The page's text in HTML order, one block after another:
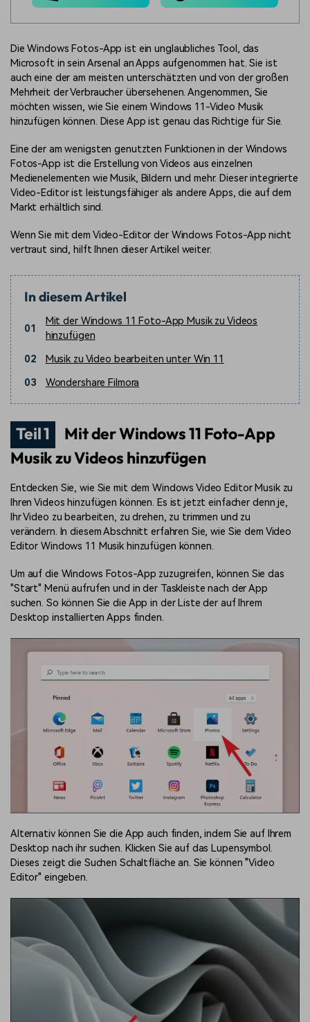
Die Windows Fotos-App ist ein unglaubliches Tool, das
Microsoft in sein Arsenal an Apps aufgenommen hat. Sie ist
auch eine der am meisten unterschätzten und von der großen
Mehrheit der Verbraucher übersehenen. Angenommen, Sie
möchten wissen, wie Sie einem Windows 11-Video Musik
hinzufügen können. Diese App ist genau das Richtige für Sie.
Eine der am wenigsten genutzten Funktionen in der Windows
Fotos-App ist die Erstellung von Videos aus einzelnen
Medienelementen wie Musik, Bildern und mehr. Dieser integrierte
Video-Editor ist leistungsfähiger als andere Apps, die auf dem
Markt erhältlich sind.
Wenn Sie mit dem Video-Editor der Windows Fotos-App nicht
vertraut sind, hilft Ihnen dieser Artikel weiter.
In diesem Artikel
01
Mit der Windows 11 Foto-App Musik zu Videos
hinzufügen
02
Musik zu Video bearbeiten unter Win 11
03
Wondershare Filmora
Teil 1
Mit der Windows 11 Foto-App
Musik zu Videos hinzufügen
Entdecken Sie, wie Sie mit dem Windows Video Editor Musik zu
Ihren Videos hinzufügen können. Es ist jetzt einfacher denn je,
Ihr Video zu bearbeiten, zu drehen, zu trimmen und zu
verändern. In diesem Abschnitt erfahren Sie, wie Sie dem Video
Editor Windows 11 Musik hinzufügen können.
Um auf die Windows Fotos-App zuzugreifen, können Sie das
"Start" Menü aufrufen und in der Taskleiste nach der App
suchen. So können Sie die App in der Liste der auf Ihrem
Desktop installierten Apps finden.
Alternativ können Sie die App auch finden, indem Sie auf Ihrem
Desktop nach ihr suchen. Klicken Sie auf das Lupensymbol.
Dieses zeigt die Suchen Schaltfläche an. Sie können "Video
Editor" eingeben.